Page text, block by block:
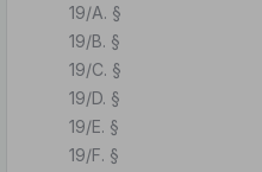
19/A. §
19/B. §
19/C. §
19/D. §
19/E. §
19/F. §